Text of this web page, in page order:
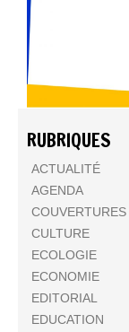
RUBRIQUES
ACTUALITÉ
AGENDA
COUVERTURES
CULTURE
ECOLOGIE
ECONOMIE
EDITORIAL
EDUCATION